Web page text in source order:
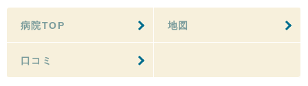
病院TOP 地図
口コミ